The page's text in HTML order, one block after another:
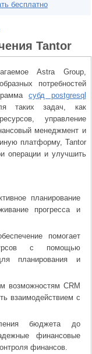
бесплатно
Tantor
Astra Group,
потребностей
субд postgresql
таких задач, как
управление
менеджмент и
платформу, Tantor
операции и улучшить
планирование
прогресса и
помогает
с помощью
планирования и
возможностям CRM
взаимодействием с
бюджета до
финансовые
финансов.